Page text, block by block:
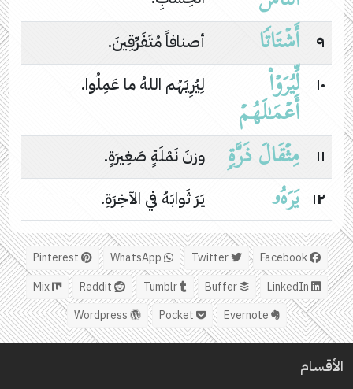
٩
أَشۡتَاتࣰا
أصنافاً مُتَفَرِّقِينَ.
١٠
لِّیُرَوۡا۟
أَعۡمَـٰلَهُمۡ
لِيُرِيَهُم اللهُ ما عَمِلُوا.
١١ مِثۡقَالَ ذَرَّةࣲ
وزنَ نَمْلَةٍ صَغِيرَةٍ.
١٢ یَرَهُۥ يَرَ ثَوابَهُ في الآخِرَةِ.
Facebook
Twitter
Buffer
Tumblr
Mix
الأقسام